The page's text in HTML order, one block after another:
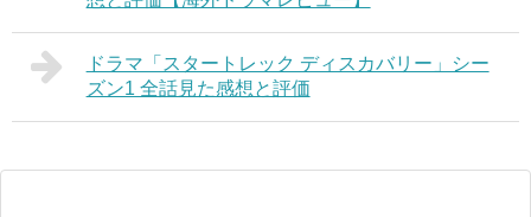
ドラマ「スタートレック ディスカバリー」シー
ズン1 全話見た感想と評価